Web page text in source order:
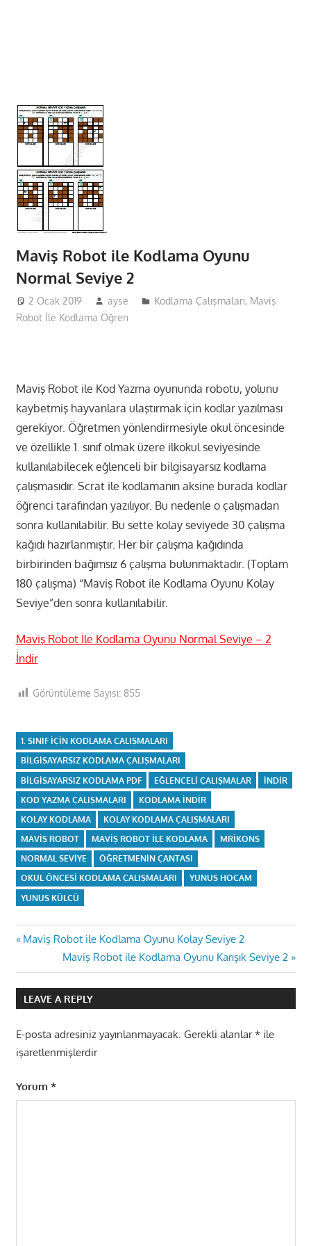
Maviş Robot ile Kodlama Oyunu
Normal Seviye 2
2 Ocak 2019 ayse Kodlama Çalışmaları, Maviş
Robot İle Kodlama Öğren
Maviş Robot ile Kod Yazma oyununda robotu, yolunu
kaybetmiş hayvanlara ulaştırmak için kodlar yazılması
gerekiyor. Öğretmen yönlendirmesiyle okul öncesinde
ve özellikle 1. sınıf olmak üzere ilkokul seviyesinde
kullanılabilecek eğlenceli bir bilgisayarsız kodlama
çalışmasıdır. Scrat ile kodlamanın aksine burada kodlar
öğrenci tarafından yazılıyor. Bu nedenle o çalışmadan
sonra kullanılabilir. Bu sette kolay seviyede 30 çalışma
kağıdı hazırlanmıştır. Her bir çalışma kağıdında
birbirinden bağımsız 6 çalışma bulunmaktadır. (Toplam
180 çalışma) “Maviş Robot ile Kodlama Oyunu Kolay
Seviye”den sonra kullanılabilir.
Maviş Robot İle Kodlama Oyunu Normal Seviye – 2
İndir
Görüntüleme Sayısı: 855
1. SINIF IÇIN KODLAMA ÇALIŞMALARI
BILGISAYARSIZ KODLAMA ÇALIŞMALARI
BILGISAYARSIZ KODLAMA PDF
EĞLENCELI ÇALIŞMALAR
INDIR
KOD YAZMA ÇALIŞMALARI
KODLAMA INDIR
KOLAY KODLAMA
KOLAY KODLAMA ÇALIŞMALARI
MAVIŞ ROBOT
MAVIŞ ROBOT ILE KODLAMA
MRIKONS
NORMAL SEVIYE
ÖĞRETMENIN ÇANTASI
OKUL ÖNCESI KODLAMA ÇALIŞMALARI
YUNUS HOCAM
YUNUS KÜLCÜ
Yazı
gezinmesi
Previous
Maviş Robot ile Kodlama Oyunu Kolay Seviye 2
Next
Post:
Maviş Robot ile Kodlama Oyunu Karışık Seviye 2
LEAVE A REPLY
E-posta adresiniz yayınlanmayacak. Gerekli alanlar*ile
işaretlenmişlerdir
Yorum *